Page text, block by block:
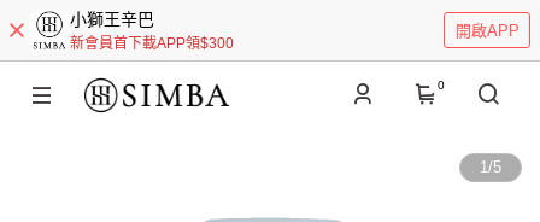
小獅王辛巴
新會員首下載APP領$300
開啟APP
0
1/5